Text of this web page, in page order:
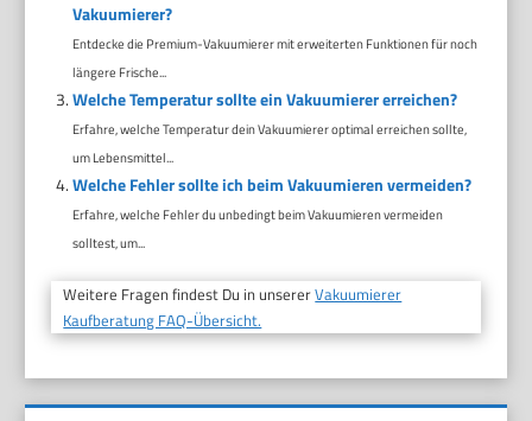
Vakuumierer?
Entdecke die Premium-Vakuumierer mit erweiterten Funktionen für noch
längere Frische...
Welche Temperatur sollte ein Vakuumierer erreichen?
Erfahre, welche Temperatur dein Vakuumierer optimal erreichen sollte,
um Lebensmittel...
Welche Fehler sollte ich beim Vakuumieren vermeiden?
Erfahre, welche Fehler du unbedingt beim Vakuumieren vermeiden
solltest, um...
Weitere Fragen findest Du in unsererVakuumierer
Kaufberatung FAQ-Übersicht.